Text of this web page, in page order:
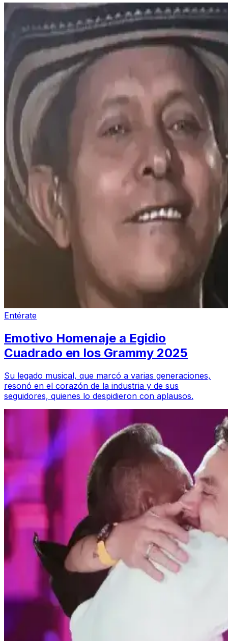
Entérate
Emotivo Homenaje a Egidio
Cuadrado en los Grammy 2025
Su legado musical, que marcó a varias generaciones,
resonó en el corazón de la industria y de sus
seguidores, quienes lo despidieron con aplausos.